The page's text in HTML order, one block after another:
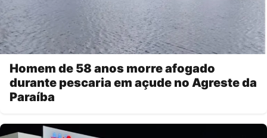
Homem de 58 anos morre afogado
durante pescaria em açude no Agreste da
Paraíba